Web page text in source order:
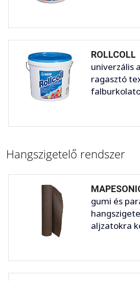
ROLLCOLL
univerzális
ragasztó
Hangszigetelő rendszer
gumi és
aljzatokra